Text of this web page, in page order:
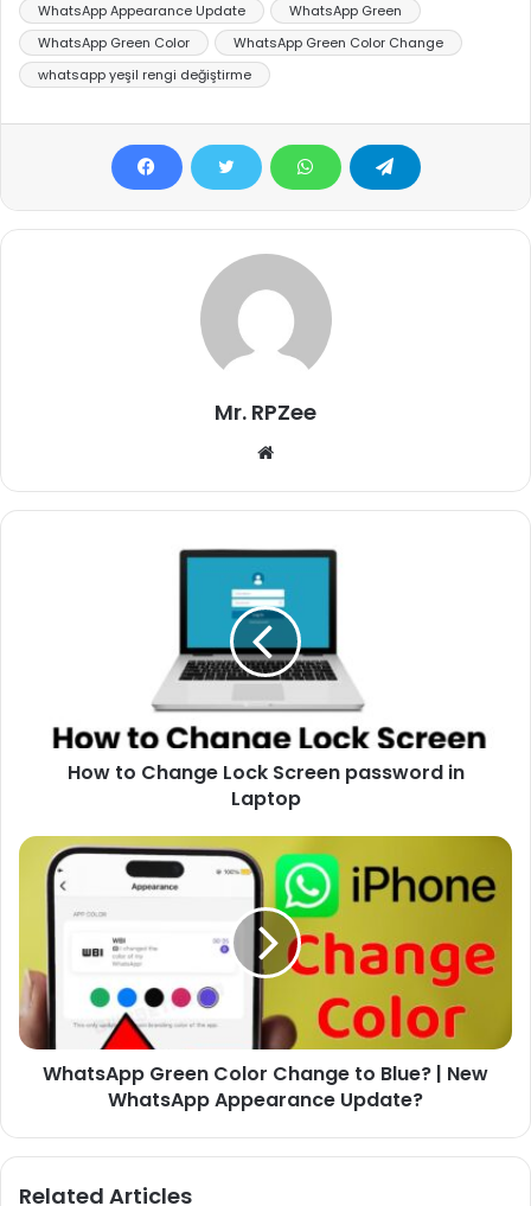
WhatsApp Appearance Update
WhatsApp Green
WhatsApp Green Color
WhatsApp Green Color Change
whatsapp yeşil rengi değiştirme
Mr. RPZee
Website
How to Change Lock Screen password in
Laptop
WhatsApp Green Color Change to Blue? | New
WhatsApp Appearance Update?
Related Articles